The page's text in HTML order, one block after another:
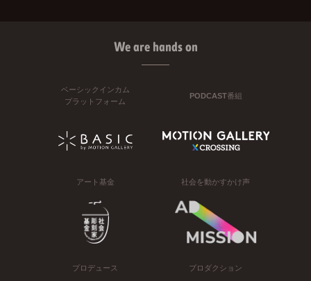
We are hands on
ベーシックインカム
プラットフォーム
PODCAST番組
アート基金 社会を動かすかけ声
プロデュース プロダクション